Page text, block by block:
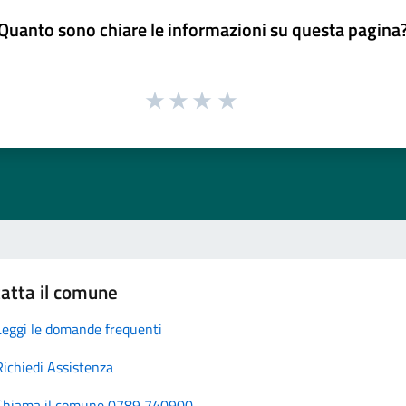
sono chiare le informazioni su questa
il comune
le domande frequenti
Assistenza